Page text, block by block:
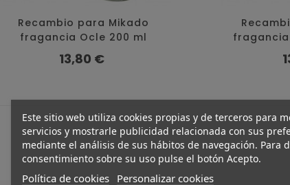
Este sitio web utiliza cookies propias y de terceros para
servicios y mostrarle publicidad relacionada con sus
mediante el análisis de sus hábitos de navegación. Para
consentimiento sobre su uso pulse el botón Acepto.
Política de cookies Personalizar cookies
Recambio para Mikado
fragancia Ocle 200 ml
Precio
13,80 €
fragancia